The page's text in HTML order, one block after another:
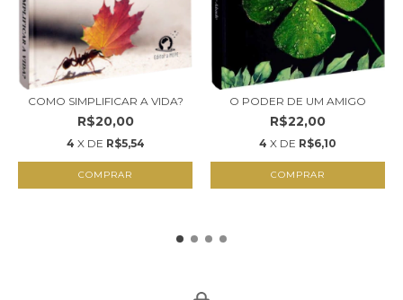
COMO SIMPLIFICAR A VIDA?
R$20,00
4 X DE R$5,54
O PODER DE UM AMIGO
R$22,00
4 X DE R$6,10
COMPRAR